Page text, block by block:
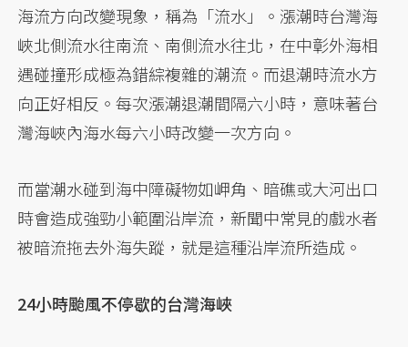
海流方向改變現象，稱為「流水」。漲潮時台灣海
峽北側流水往南流、南側流水往北，在中彰外海相
遇碰撞形成極為錯綜複雜的潮流。而退潮時流水方
向正好相反。每次漲潮退潮間隔六小時，意味著台
灣海峽內海水每六小時改變一次方向。
而當潮水碰到海中障礙物如岬角、暗礁或大河出口
時會造成強勁小範圍沿岸流，新聞中常見的戲水者
被暗流拖去外海失蹤，就是這種沿岸流所造成。
24小時颱風不停歇的台灣海峽